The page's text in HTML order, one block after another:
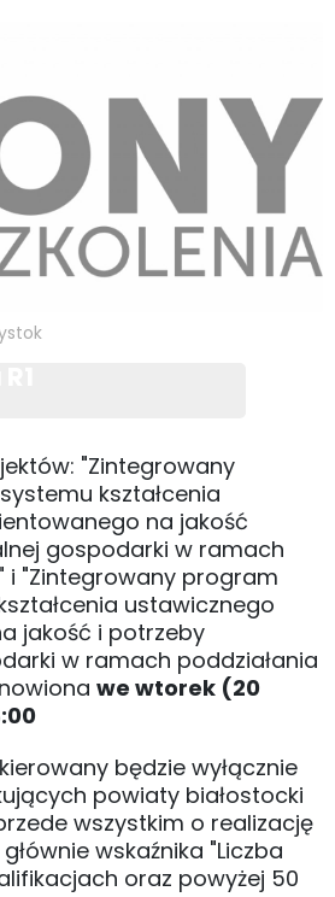
"Zintegrowany
kształcenia
na jakość
gospodarki w ramach
i "Zintegrowany program
ustawicznego
jakość i potrzeby
w ramach poddziałania
we wtorek (20
będzie wyłącznie
powiaty białostocki
wszystkim o realizację
wskaźnika "Liczba
oraz powyżej 50